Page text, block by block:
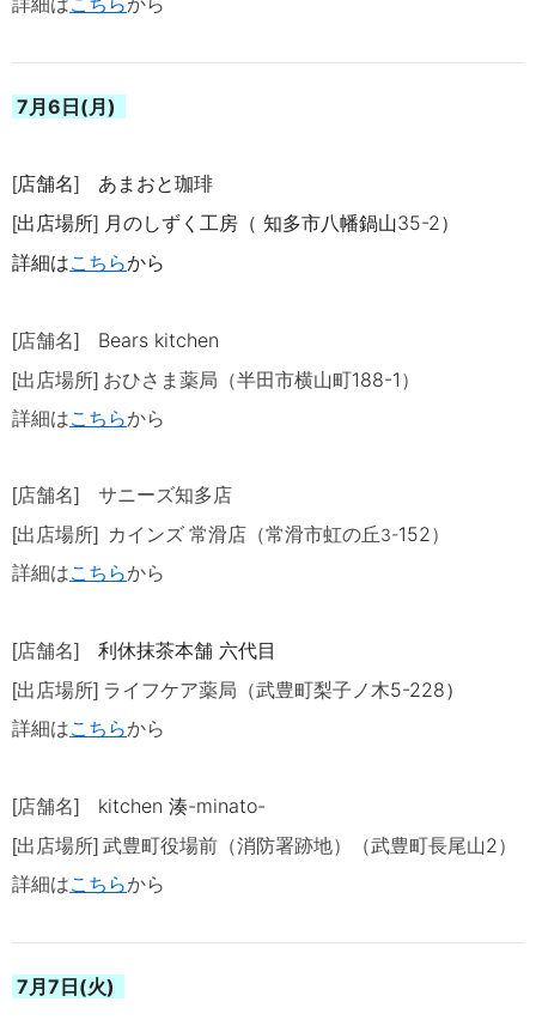
詳細はこちらから
7月6日(月)
[店舗名] あまおと珈琲
[出店場所] 月のしずく工房 （ 知多市八幡鍋山35-2）
詳細はこちらから
[店舗名] Bears kitchen
[出店場所] おひさま薬局（半田市横山町188-1 ）
詳細はこちらから
[店舗名] サニーズ知多店
[出店場所]
カインズ 常滑店（常滑市虹の丘3-152）
詳細はこちらから
[店舗名] 利休抹茶本舗 六代目
[出店場所] ライフケア薬局（武豊町梨子ノ木5-228）
詳細はこちらから
[店舗名] kitchen 湊-minato-
[出店場所] 武豊町役場前（消防署跡地）（武豊町長尾山2）
詳細はこちらから
7月7日(火)